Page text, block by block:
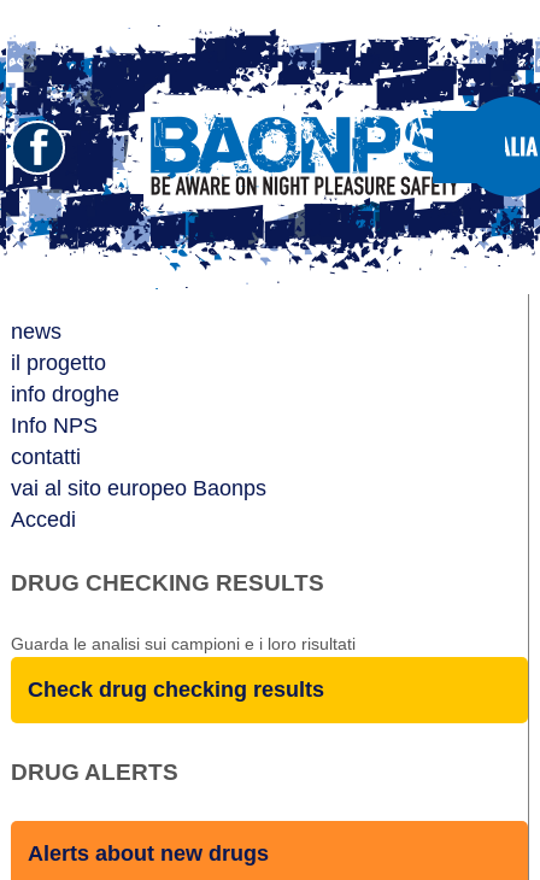
Seguici
su
Facebook
Show/Hide
Left
Slide
Menu
news
il progetto
info droghe
Info NPS
contatti
vai al sito europeo Baonps
Accedi
DRUG CHECKING RESULTS
Guarda le analisi sui campioni e i loro risultati
Check drug checking results
DRUG ALERTS
Alerts about new drugs